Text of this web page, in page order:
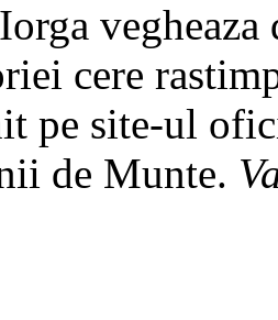
cere
pe site-ul
de Munte.